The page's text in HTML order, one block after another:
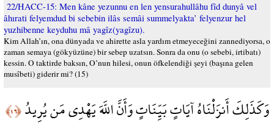
22/HACC-15: Men kâne yezunnu en len yensurahullâhu fîd dunyâ vel
âhırati felyemdud bi sebebin ilâs semâi summelyakta’ felyenzur hel
yuzhibenne keyduhu mâ yagîz(yagîzu).
Kim Allah’ın, ona dünyada ve ahirette asla yardım etmeyeceğini zannediyorsa, o
zaman semaya (gökyüzüne) bir sebep uzatsın. Sonra da onu (o sebebi, irtibatı)
kessin. O taktirde baksın, O’nun hilesi, onun öfkelendiği şeyi (başına gelen
musîbeti) giderir mi? (15)
وَكَذَلِكَ أَنزَلْنَاهُ آيَاتٍ بَيِّنَاتٍ وَأَنَّ اللَّهَ يَهْدِي مَن يُرِيدُ﴿١٦﴾